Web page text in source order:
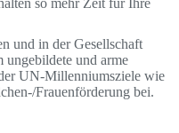
und in der Gesellschaft
ungebildete und arme
UN-Millenniumsziele wie
Frauenförderung bei.